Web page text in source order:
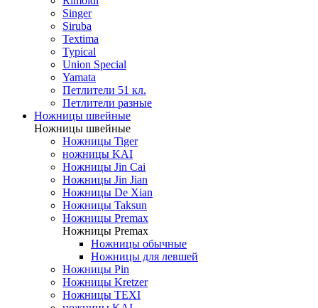
Singer
Siruba
Textima
Typical
Union Special
Yamata
Петлители 51 кл.
Петлители разные
Ножницы швейные
Ножницы швейные
Ножницы Tiger
ножницы KAI
Ножницы Jin Cai
Ножницы Jin Jian
Ножницы De Xian
Ножницы Taksun
Ножницы Premax
Ножницы Premax
Ножницы обычные
Ножницы для левшей
Ножницы Pin
Ножницы Kretzer
Ножницы TEXI